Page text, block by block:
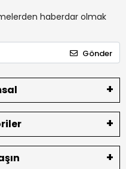
haberdar olmak
Gönder